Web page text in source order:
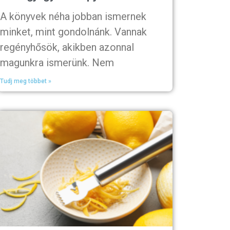
A könyvek néha jobban ismernek
minket, mint gondolnánk. Vannak
regényhősök, akikben azonnal
magunkra ismerünk. Nem
Tudj meg többet »